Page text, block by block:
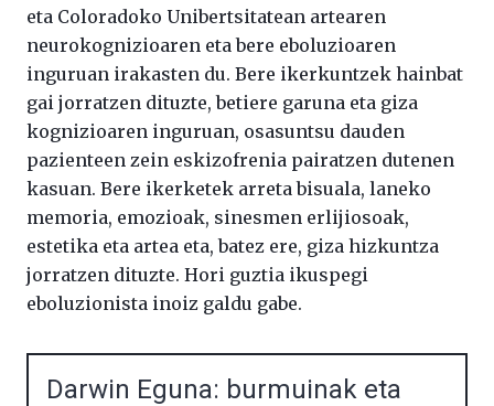
eta Coloradoko Unibertsitatean artearen
neurokognizioaren eta bere eboluzioaren
inguruan irakasten du. Bere ikerkuntzek hainbat
gai jorratzen dituzte, betiere garuna eta giza
kognizioaren inguruan, osasuntsu dauden
pazienteen zein eskizofrenia pairatzen dutenen
kasuan. Bere ikerketek arreta bisuala, laneko
memoria, emozioak, sinesmen erlijiosoak,
estetika eta artea eta, batez ere, giza hizkuntza
jorratzen dituzte. Hori guztia ikuspegi
eboluzionista inoiz galdu gabe.
Darwin Eguna: burmuinak eta